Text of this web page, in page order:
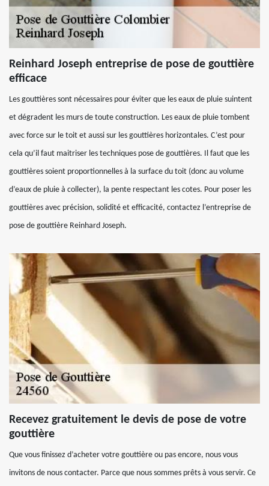
Reinhard Joseph entreprise de pose de gouttière
efficace
Les gouttières sont nécessaires pour éviter que les eaux de pluie suintent
et dégradent les murs de toute construction. Les eaux de pluie tombent
avec force sur le toit et aussi sur les gouttières horizontales. C’est pour
cela qu’il faut maitriser les techniques pose de gouttières. Il faut que les
gouttières soient proportionnelles à la surface du toit (donc au volume
d’eaux de pluie à collecter), la pente respectant les cotes. Pour poser les
gouttières avec précision, solidité et efficacité, contactez l’entreprise de
pose de gouttière Reinhard Joseph.
Recevez gratuitement le devis de pose de votre
gouttière
Que vous finissez d’acheter votre gouttière ou pas encore, nous vous
invitons de nous contacter. Parce que nous sommes prêts à vous servir. Ce